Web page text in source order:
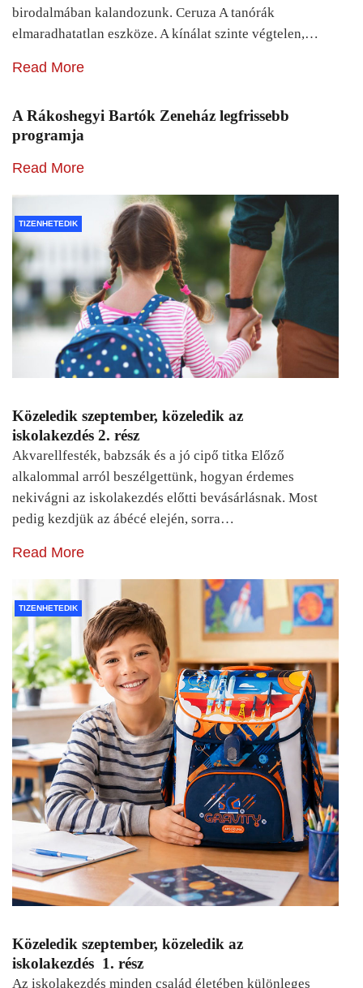
birodalmában kalandozunk. Ceruza A tanórák
elmaradhatatlan eszköze. A kínálat szinte végtelen,…
Read More
A Rákoshegyi Bartók Zeneház legfrissebb
programja
Read More
TIZENHETEDIK
Közeledik szeptember, közeledik az
iskolakezdés 2. rész
Akvarellfesték, babzsák és a jó cipő titka Előző
alkalommal arról beszélgettünk, hogyan érdemes
nekivágni az iskolakezdés előtti bevásárlásnak. Most
pedig kezdjük az ábécé elején, sorra…
Read More
TIZENHETEDIK
Közeledik szeptember, közeledik az
iskolakezdés 1. rész
Az iskolakezdés minden család életében különleges